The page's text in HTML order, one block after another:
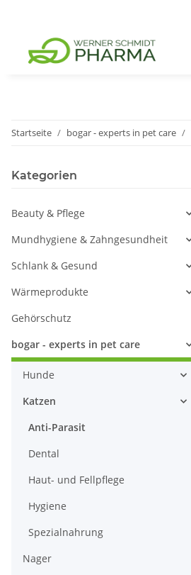
Startseite bogar - experts in pet care
Kategorien
Beauty & Pflege
Mundhygiene & Zahngesundheit
Schlank & Gesund
Wärmeprodukte
Gehörschutz
bogar - experts in pet care
Hunde
Katzen
Anti-Parasit
Dental
Haut- und Fellpflege
Hygiene
Spezialnahrung
Nager